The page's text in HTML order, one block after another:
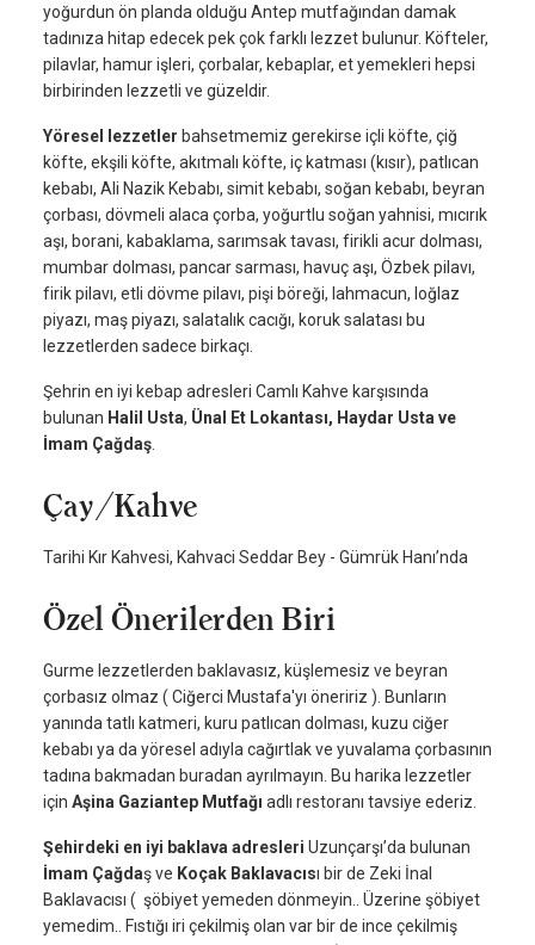
yoğurdun ön planda olduğu Antep mutfağından damak
tadınıza hitap edecek pek çok farklı lezzet bulunur. Köfteler,
pilavlar, hamur işleri, çorbalar, kebaplar, et yemekleri hepsi
birbirinden lezzetli ve güzeldir.
Yöresel lezzetler bahsetmemiz gerekirse içli köfte, çiğ
köfte, ekşili köfte, akıtmalı köfte, iç katması (kısır), patlıcan
kebabı, Ali Nazik Kebabı, simit kebabı, soğan kebabı, beyran
çorbası, dövmeli alaca çorba, yoğurtlu soğan yahnisi, mıcırık
aşı, borani, kabaklama, sarımsak tavası, firikli acur dolması,
mumbar dolması, pancar sarması, havuç aşı, Özbek pilavı,
firik pilavı, etli dövme pilavı, pişi böreği, lahmacun, loğlaz
piyazı, maş piyazı, salatalık cacığı, koruk salatası bu
lezzetlerden sadece birkaçı.
Şehrin en iyi kebap adresleri Camlı Kahve karşısında
bulunan Halil Usta, Ünal Et Lokantası, Haydar Usta ve
İmam Çağdaş
Çay/Kahve
Tarihi Kır Kahvesi, Kahvaci Seddar Bey - Gümrük Hanı’nda
Özel Önerilerden Biri
Gurme lezzetlerden baklavasız, küşlemesiz ve beyran
çorbasız olmaz ( Ciğerci Mustafa'yı öneririz ). Bunların
yanında tatlı katmeri, kuru patlıcan dolması, kuzu ciğer
kebabı ya da yöresel adıyla cağırtlak ve yuvalama çorbasının
tadına bakmadan buradan ayrılmayın. Bu harika lezzetler
için Aşina Gaziantep Mutfağı adlı restoranı tavsiye ederiz.
Şehirdeki en iyi baklava adresleri Uzunçarşı’da bulunan
İmam Çağdaş ve Koçak Baklavacısı bir de Zeki İnal
Baklavacısı ( şöbiyet yemeden dönmeyin.. Üzerine şöbiyet
yemedim.. Fıstığı iri çekilmiş olan var bir de ince çekilmiş